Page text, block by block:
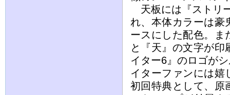
天板には『ストリ
れ、本体カラーは豪
ースにした配色。ま
と『天』の文字が
イター6』のロゴが
イターファンには嬉
初回特典として、原